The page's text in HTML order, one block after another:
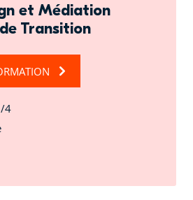
et Médiation
Transition
4